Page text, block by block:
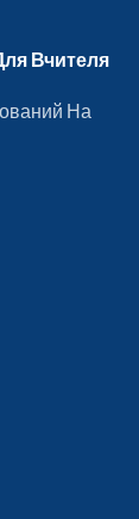
Вчителя
На